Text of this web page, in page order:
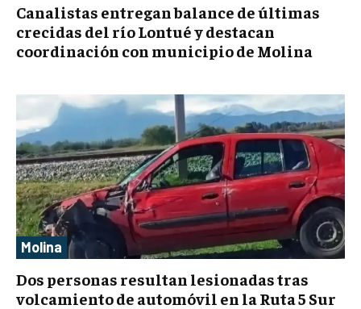
Canalistas entregan balance de últimas
crecidas del río Lontué y destacan
coordinación con municipio de Molina
Molina
Dos personas resultan lesionadas tras
volcamiento de automóvil en la Ruta 5 Sur